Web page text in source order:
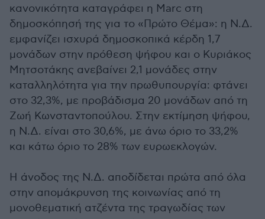
κανονικότητα καταγράφει η Marc στη
δημοσκόπησή της για το «Πρώτο Θέμα»: η Ν.Δ.
εμφανίζει ισχυρά δημοσκοπικά κέρδη 1,7
μονάδων στην πρόθεση ψήφου και ο Κυριάκος
Μητσοτάκης ανεβαίνει 2,1 μονάδες στην
καταλληλότητα για την πρωθυπουργία: φτάνει
στο 32,3%, με προβάδισμα 20 μονάδων από τη
Ζωή Κωνσταντοπούλου. Στην εκτίμηση ψήφου,
η Ν.Δ. είναι στο 30,6%, με άνω όριο το 33,2%
και κάτω όριο το 28% των ευρωεκλογών.
Η άνοδος της Ν.Δ. αποδίδεται πρώτα από όλα
στην απομάκρυνση της κοινωνίας από τη
μονοθεματική ατζέντα της τραγωδίας των